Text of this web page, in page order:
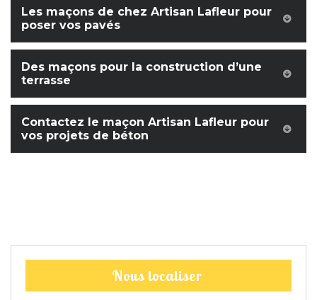
Les maçons de chez Artisan Lafleur pour
poser vos pavés
Des maçons pour la construction d’une
terrasse
Contactez le maçon Artisan Lafleur pour
vos projets de béton
Nous localiser